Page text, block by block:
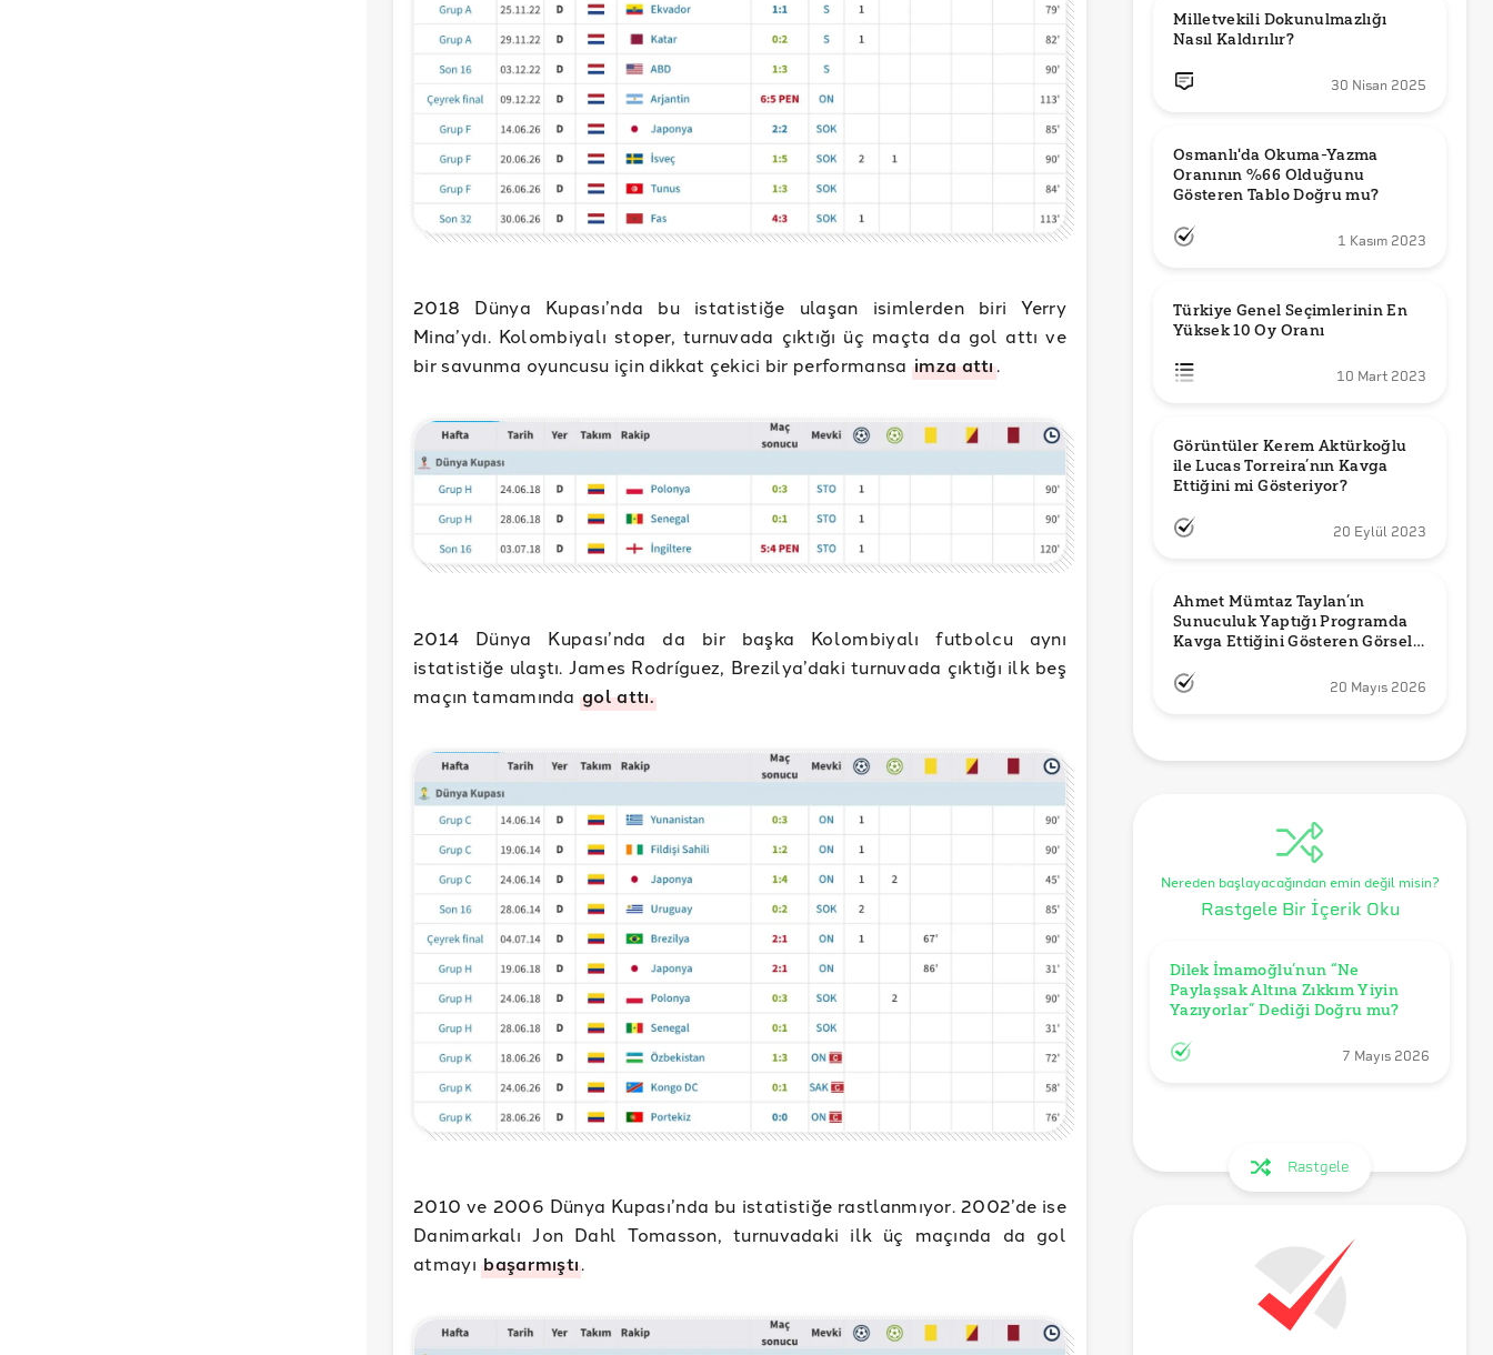
2018 Dünya Kupası’nda bu istatistiğe ulaşan isimlerden biri Yerry
Mina’ydı. Kolombiyalı stoper, turnuvada çıktığı üç maçta da gol attı ve
bir savunma oyuncusu için dikkat çekici bir performansa imza attı.
2014 Dünya Kupası’nda da bir başka Kolombiyalı futbolcu aynı
istatistiğe ulaştı. James Rodríguez, Brezilya’daki turnuvada çıktığı ilk beş
maçın tamamındagol attı.
2010 ve 2006 Dünya Kupası’nda bu istatistiğe rastlanmıyor. 2002’de ise
Danimarkalı Jon Dahl Tomasson, turnuvadaki ilk üç maçında da gol
atmayıbaşarmıştı.
Milletvekili Dokunulmazlığı
Nasıl Kaldırılır?
30 Nisan 2025
Osmanlı'da Okuma-Yazma
Oranının %66 Olduğunu
Gösteren Tablo Doğru mu?
1 Kasım 2023
Türkiye Genel Seçimlerinin En
Yüksek 10 Oy Oranı
10 Mart 2023
Görüntüler Kerem Aktürkoğlu
ile Lucas Torreira’nın Kavga
Ettiğini mi Gösteriyor?
20 Eylül 2023
Ahmet Mümtaz Taylan’ın
Sunuculuk Yaptığı Programda
Kavga Ettiğini Gösteren Görsel
20 Mayıs 2026
Nereden başlayacağından emin değil misin?
Rastgele Bir İçerik Oku
Dilek İmamoğlu’nun “Ne
Paylaşsak Altına Zıkkım Yiyin
Yazıyorlar” Dediği Doğru mu?
7 Mayıs 2026
Rastgele